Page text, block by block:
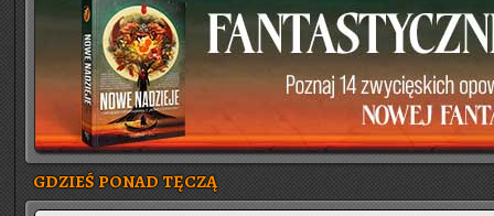
GDZIEŚ PONAD TĘCZĄ